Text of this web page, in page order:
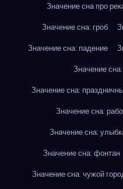
Значение сна про
Значение сна: гроб
Значение сна: падение
Значение
Значение сна:
Значение сна:
Значение сна:
Значение сна: фонтан
Значение сна: чужой